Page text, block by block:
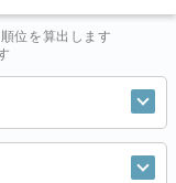
位を算出します